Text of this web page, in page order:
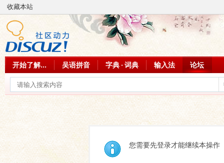
收藏本站
开始了解... 吴语拼音 字典 · 词典 输入法 论坛
您需要先登录才能继续本操作